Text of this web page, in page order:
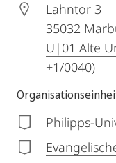
Lahntor 3
35032
U|01 Alte
+1/0040)
Philipps-